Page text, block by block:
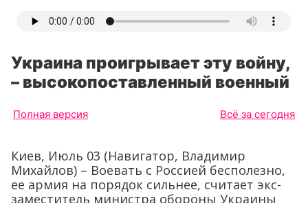
Украина проигрывает эту войну,
– высокопоставленный военный
Полная версия Всё за сегодня
Киев, Июль 03 (Навигатор, Владимир
Михайлов) – Воевать с Россией бесполезно,
ее армия на порядок сильнее, считает экс-
заместитель министра обороны Украины